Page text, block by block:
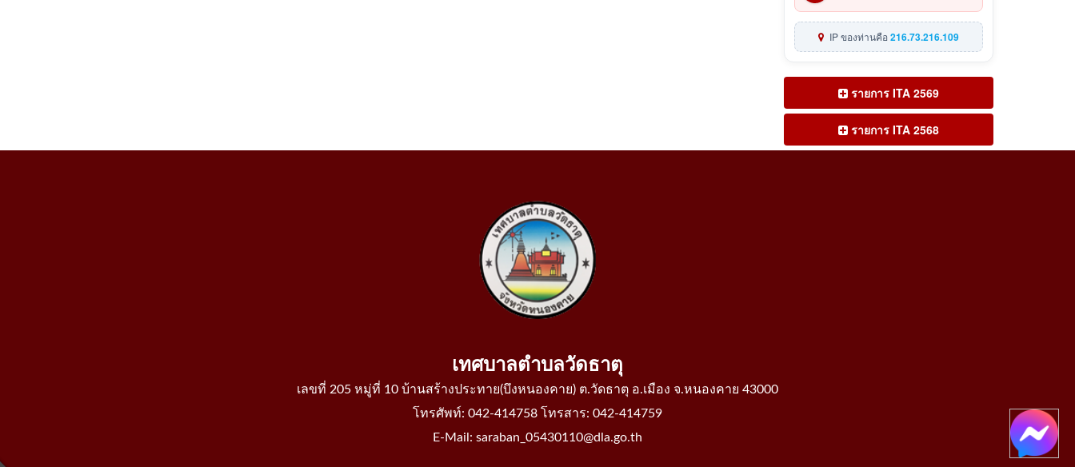
IP ของท่านคือ216.73.216.109
รายการ ITA 2569
รายการ ITA 2568
เทศบาลตำบลวัดธาตุ
เลขที่ 205 หมู่ที่ 10 บ้านสร้างประทาย(บึงหนองคาย) ต.วัดธาตุ อ.เมือง จ.หนองคาย 43000
โทรศัพท์: 042-414758 โทรสาร: 042-414759
E-Mail: saraban_05430110@dla.go.th